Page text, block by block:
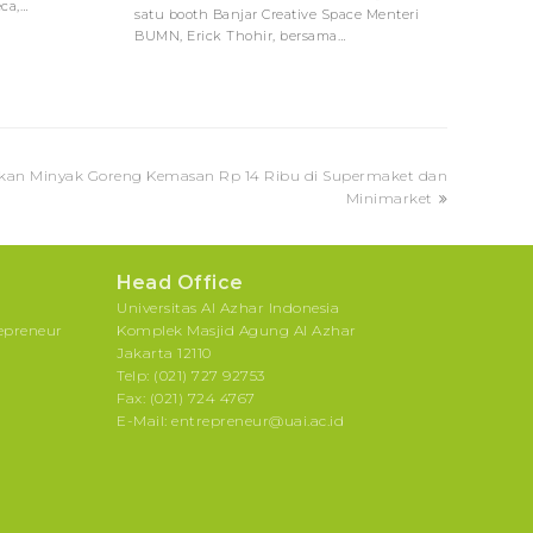
satu booth Banjar Creative Space Menteri
BUMN, Erick Thohir, bersama…
Minyak Goreng Kemasan Rp 14 Ribu di Supermaket dan
Minimarket
Head Office
Universitas Al Azhar Indonesia
Komplek Masjid Agung Al Azhar
Jakarta 12110
Telp: (021) 727 92753
Fax: (021) 724 4767
E-Mail: entrepreneur@uai.ac.id